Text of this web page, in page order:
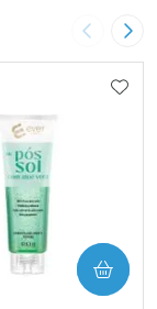
Imagem
FAVORITOS
COMPRAR